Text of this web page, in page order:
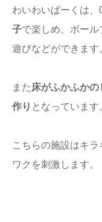
わいわいぱーくは、
子で楽しめ、ボール
遊びなどができます
また 床がふかふか
作り となっています
こちらの施設はキ
ワクを刺激します。